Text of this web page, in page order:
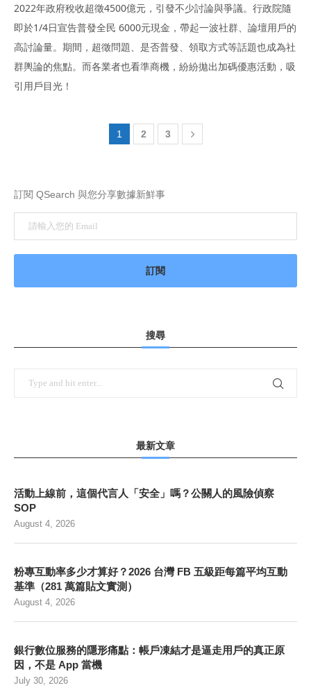
2022年政府稅收超徵4500億元，引發不少討論與爭議。行政院隨
即於1/4日宣告普發全民 6000元現金，帶起一波社群、論壇用戶的
高討論量。期間，超徵問題、是否普發、領取方式等話題也成為社
群輿論的焦點。而各業者也看準商機，紛紛拋出加碼優惠活動，吸
引用戶目光！
1 2 3
訂閱 QSearch 與您分享數據新鮮事
搜尋
最新文章
活動上線前，這個代言人「安全」嗎？公關人的風險偵察
SOP
August 4, 2026
粉專互動率多少才算好？2026 台灣 FB 五級距每篇平均互動
基準（281 萬篇貼文實測）
August 4, 2026
銀行數位服務的隱形痛點：帳戶凍結才是逼走用戶的真正原
因，不是 App 當機
July 30, 2026